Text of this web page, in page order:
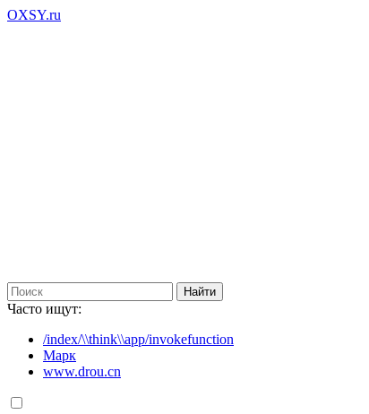
OXSY.ru
Часто ищут:
/index/\\think\\app/invokefunction
Марк
www.drou.cn